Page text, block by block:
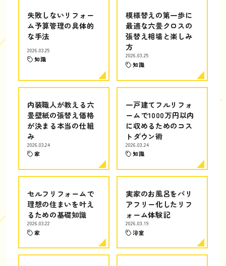
失敗しないリフォー
ム予算管理の具体的
な手法
2026.03.25
知識
模様替えの第一歩に
最適な六畳クロスの
張替え相場と楽しみ
方
2026.03.25
知識
内装職人が教える六
畳壁紙の張替え価格
が決まる本当の仕組
み
2026.03.24
家
一戸建てフルリフォ
ームで1000万円以内
に収めるためのコス
トダウン術
2026.03.24
知識
セルフリフォームで
理想の住まいを叶え
るための基礎知識
2026.03.22
家
実家のお風呂をバリ
アフリー化したリフ
ォーム体験記
2026.03.19
浴室